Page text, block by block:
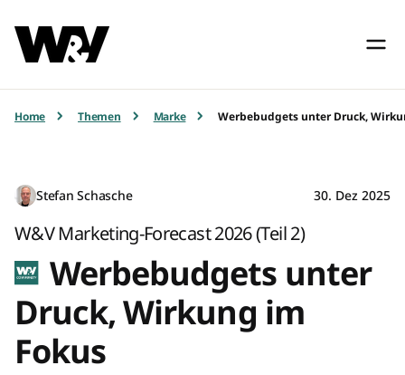
Home Themen Marke Werbebudgets unter Druck,
Stefan Schasche 30. Dez 2025
W&V Marketing-Forecast 2026 (Teil 2)
Werbebudgets unter
Druck, Wirkung im
Fokus